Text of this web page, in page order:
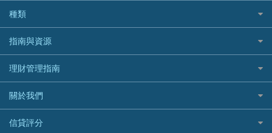
UA 亞洲聯合財務
WeLab Bank
WeLend 貸款
自駕遊比較
相機有得保
專為孕婦設計的最佳旅遊保險
最佳滑雪旅遊保險
最適合BB的旅遊保險
中國平安
HSBC滙豐銀行
MSIG 三井住友
Prudential 保誠
QBE 昆士蘭
平安汽車保險
長橋證券
WeBull微牛證券
漲樂全球通｜華泰國際
OSL
老虎證券好唔好？
華盛証券好唔好？
漲樂全球通好唔好？
IB盈透證券好唔好？
盈立證券 uSMART 好唔好？
Stashaway好唔好？
港股5隻高息ETF精選
什麼是ETF？
香港30大高息股排行
黃金ETF懶人包
最值得注意的比特幣ETF
選股策略：五步調查攻略
銀行戶口比較
尊尚銀行戶口
Citi Plus
中信銀行inMotion
Airwallex銀行
種類
定期存款
港元定存
人民幣定存
美元定存
英鎊定存
澳元定存
指南與資源
理財資訊
識慳識賺
債務管理
投資理財
理財管理指南
常用相關詞彙
MoneyHero電子報
所有合作銀行或機構
關於我們
服務承諾
信貸評分